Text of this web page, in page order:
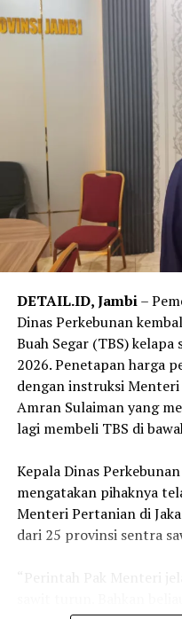
DETAIL.ID, Jambi–
Dinas Perkebunan
Buah Segar (TBS)
2026. Penetapan harga
dengan instruksi
Amran Sulaiman yang
lagi membeli TBS di
‎Kepala Dinas
mengatakan pihaknya
Menteri Pertanian di
dari 25 provinsi sentra